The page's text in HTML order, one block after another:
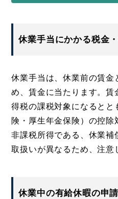
休業手当にかかる税金
休業手当は、休業前の賃金
め、賃金に当たります。
得税の課税対象になるとと
険・厚生年金保険）の控除
非課税所得である、休業補
取扱いが異なるため、注意
休業中の有給休暇の申請